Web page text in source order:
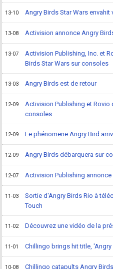
13-10 Angry Birds Star Wars
13-08 Activision annonce Angry
13-07
Activision Publishing, Inc. et
Birds Star Wars sur consoles
13-03 Angry Birds est de retour
12-09
Activision Publishing et Rovio
consoles
12-09 Le phénomene Angry Bird
12-09 Angry Birds débarquera sur
12-07 Activision Publishing
11-03
Sortie d'Angry Birds Rio à
Touch
11-02 Découvrez une vidéo de la
11-01 Chillingo brings hit title,
10-08 Chillingo catapults Angry